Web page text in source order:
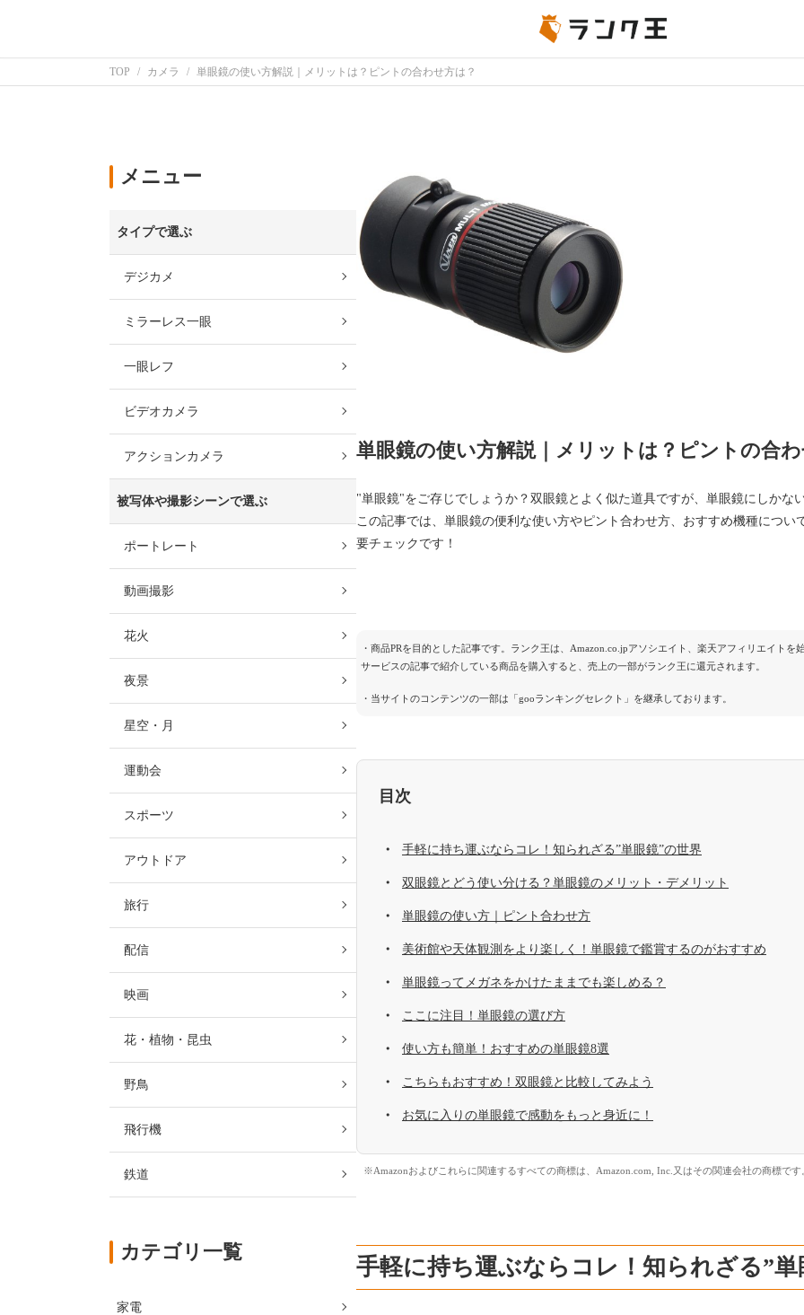
TOP カメラ 単眼鏡の使い方解説｜メリットは？ピントの合わせ方は？
単眼鏡の使い方解説｜メリットは？ピントの合
"単眼鏡"をご存じでしょうか？双眼鏡とよく似た道具ですが、単眼鏡にしかな
この記事では、単眼鏡の便利な使い方やピント合わせ方、おすすめ機種につ
要チェックです！
・商品PRを目的とした記事です。ランク王は、Amazon.co.jpアソシエイト、楽天アフィリエイト
サービスの記事で紹介している商品を購入すると、売上の一部がランク王に還元されます。
・当サイトのコンテンツの一部は「gooランキングセレクト」を継承しております。
目次
手軽に持ち運ぶならコレ！知られざる”単眼鏡”の世界
双眼鏡とどう使い分ける？単眼鏡のメリット・デメリット
単眼鏡の使い方｜ピント合わせ方
美術館や天体観測をより楽しく！単眼鏡で鑑賞するのがおすすめ
単眼鏡ってメガネをかけたままでも楽しめる？
ここに注目！単眼鏡の選び方
使い方も簡単！おすすめの単眼鏡8選
こちらもおすすめ！双眼鏡と比較してみよう
お気に入りの単眼鏡で感動をもっと身近に！
※Amazonおよびこれらに関連するすべての商標は、Amazon.com, Inc.又はその関連会社の商標です
手軽に持ち運ぶならコレ！知られざる”単
メニュー
タイプで選ぶ
デジカメ
ミラーレス一眼
一眼レフ
ビデオカメラ
アクションカメラ
被写体や撮影シーンで選ぶ
ポートレート
動画撮影
花火
夜景
星空・月
運動会
スポーツ
アウトドア
旅行
配信
映画
花・植物・昆虫
野鳥
飛行機
鉄道
カテゴリ一覧
家電